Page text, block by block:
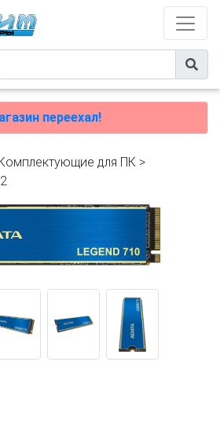
переехал!
Комплектующие для ПК >